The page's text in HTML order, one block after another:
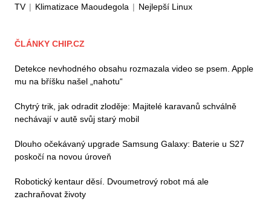
TV | Klimatizace Maoudegola | Nejlepší Linux
ČLÁNKY CHIP.CZ
Detekce nevhodného obsahu rozmazala video se psem. Apple
mu na bříšku našel „nahotu“
Chytrý trik, jak odradit zloděje: Majitelé karavanů schválně
nechávají v autě svůj starý mobil
Dlouho očekávaný upgrade Samsung Galaxy: Baterie u S27
poskočí na novou úroveň
Robotický kentaur děsí. Dvoumetrový robot má ale
zachraňovat životy